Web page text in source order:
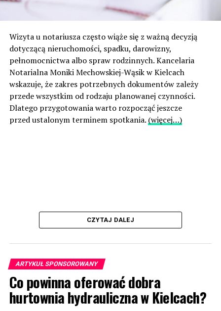
Wizyta u notariusza często wiąże się z ważną decyzją
dotyczącą nieruchomości, spadku, darowizny,
pełnomocnictwa albo spraw rodzinnych. Kancelaria
Notarialna Moniki Mechowskiej-Wąsik w Kielcach
wskazuje, że zakres potrzebnych dokumentów zależy
przede wszystkim od rodzaju planowanej czynności.
Dlatego przygotowania warto rozpocząć jeszcze
przed ustalonym terminem spotkania. (więcej…)
CZYTAJ DALEJ
ARTYKUŁ SPONSOROWANY
Co powinna oferować dobra
hurtownia hydrauliczna w Kielcach?